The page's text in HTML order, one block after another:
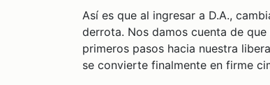
Así es que al ingresar a D.A.,
derrota. Nos damos cuenta de
primeros pasos hacia nuestra
se convierte finalmente en firme